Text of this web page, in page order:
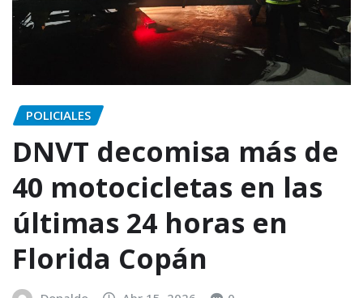
POLICIALES
DNVT decomisa más de
40 motocicletas en las
últimas 24 horas en
Florida Copán